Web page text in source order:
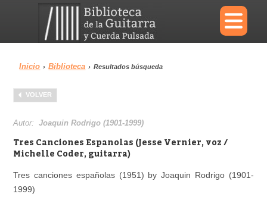
×
Menu
Biblioteca
Área personal Reproductor
Inicio › Biblioteca › Resultados búsqueda
VOLVER
Autor:Joaquin Rodrigo (1901-1999)
Tres Canciones Espanolas (Jesse Vernier, voz /
Michelle Coder, guitarra)
Tres canciones españolas (1951) by Joaquin Rodrigo (1901-
1999)